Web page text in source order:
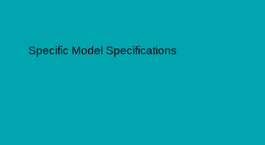
Specific Model Specifications